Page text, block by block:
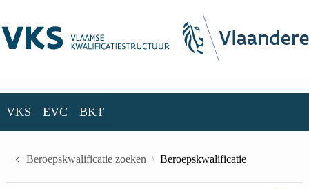
VKS EVC BKT
Beroepskwalificatie zoeken Beroepskwalificatie